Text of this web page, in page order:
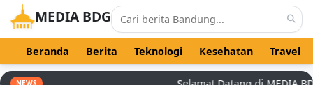
MEDIA BDG
Beranda Berita Teknologi Kesehatan Travel